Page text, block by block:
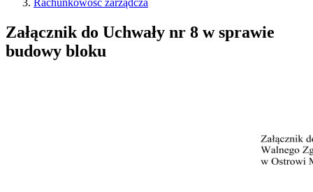
Rachunkowość zarządcza
Załącznik do Uchwały nr 8 w sprawie
budowy bloku